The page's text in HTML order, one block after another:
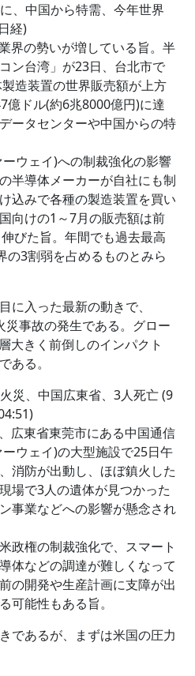
、中国から特需、今年世界
経)
界の勢いが増している旨。半
ン台湾」が23日、台北市で
造装置の世界販売額が上方
億ドル(約6兆8000億円)に達
ータセンターや中国からの特
ウェイ)への制裁強化の影響
半導体メーカーが自社にも制
込みで各種の製造装置を買い
向けの1～7月の販売額は前
びた旨。年間でも過去最高
の3割弱を占めるものとみら
に入った最新の動きで、
事故の発生である。グロー
大きく前倒しのインパクト
ある。
災、中国広東省、3人死亡 (9
広東省東莞市にある中国通信
ウェイ)の大型施設で25日午
消防が出動し、ほぼ鎮火した
場で3人の遺体が見つかった
事業などへの影響が懸念され
政権の制裁強化で、スマート
体などの調達が難しくなって
の開発や生産計画に支障が出
可能性もある旨。
であるが、まずは米国の圧力